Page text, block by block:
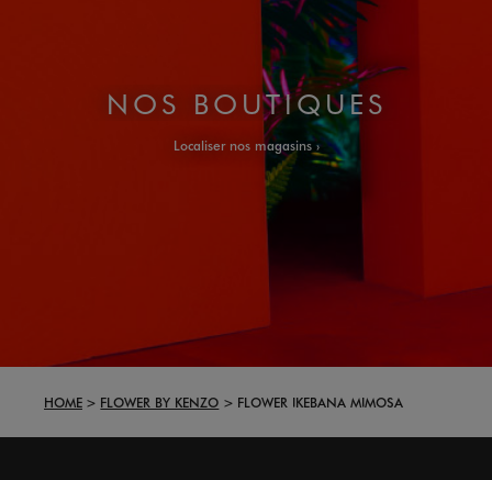
NOS BOUTIQUES
Localiser nos magasins
HOME FLOWER BY KENZO FLOWER IKEBANA MIMOSA